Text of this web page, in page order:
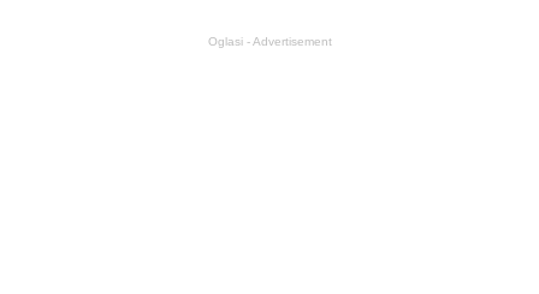
Oglasi - Advertisement